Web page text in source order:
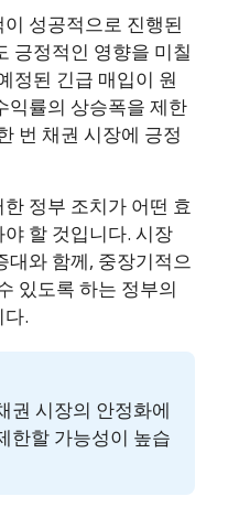
성공적으로 진행된
긍정적인 영향을 미칠
정된 긴급 매입이 원
익률의 상승폭을 제한
번 채권 시장에 긍정
정부 조치가 어떤 효
할 것입니다. 시장
대와 함께, 중장기적으
있도록 하는 정부의
.
권 시장의 안정화에
한할 가능성이 높습